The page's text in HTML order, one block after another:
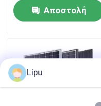
Προϊόντα
Αποστολή
Lipu